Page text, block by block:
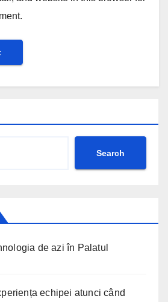
Search
de azi în Palatul
echipei atunci când